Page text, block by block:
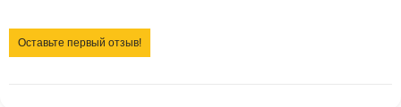
Оставьте первый отзыв!